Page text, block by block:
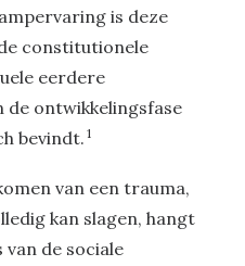
is deze
constitutionele
eerdere
ontwikkelingsfase
bevindt. 1
van een trauma,
kan slagen, hangt
de sociale